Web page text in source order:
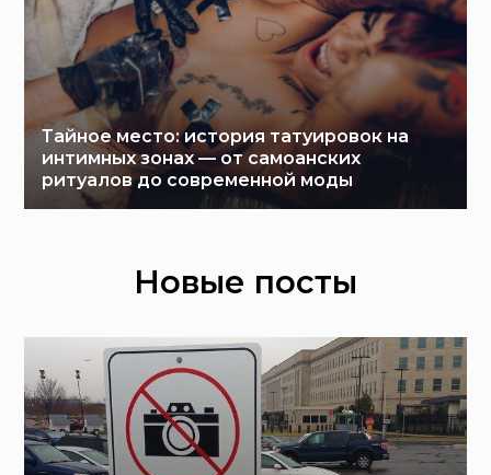
Тайное место: история татуировок на
интимных зонах — от самоанских
ритуалов до современной моды
Новые посты